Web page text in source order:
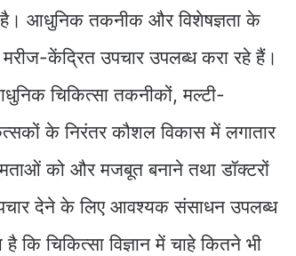
आधुनिक तकनीक और विशेषज्ञता के
केंद्रित उपचार उपलब्ध करा रहे हैं।
चिकित्सा तकनीकों, मल्टी-
के निरंतर कौशल विकास में लगातार
को और मजबूत बनाने तथा डॉक्टरों
देने के लिए आवश्यक संसाधन उपलब्ध
कि चिकित्सा विज्ञान में चाहे कितने भी